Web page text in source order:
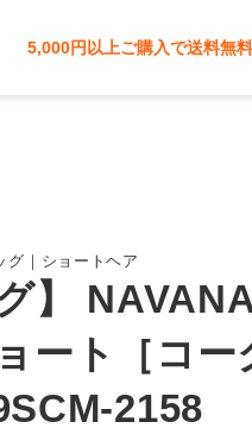
5,000円以上ご購入で送料無料
グ｜ショートヘア
】
ート［コー
2158